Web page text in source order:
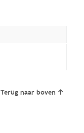
Terug naar boven